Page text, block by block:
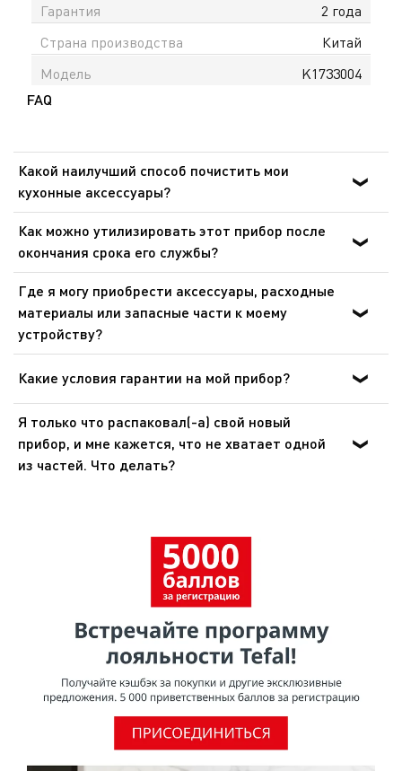
Гарантия
2 года
Страна производства
Китай
Модель
K1733004
FAQ
Какой наилучший способ почистить мои
кухонные аксессуары?
Аксессуары с антипригарным покрытием нельзя мыть
с использованием абразивного порошка или
абразивной губки. Теплая вода и средство для мытья
посуды идеально подойдет для очистки. Для
аксессуаров из нержавеющей стали мы рекомендуем
специализированные очистители для нержавеющей
стали.
Как можно утилизировать этот прибор после
окончания срока его службы?
В приборе содержатся ценные материалы, которые
могут быть подвергнуты вторичной переработке.
Отнесите его на городской пункт сбора отходов.
Где я могу приобрести аксессуары, расходные
материалы или запасные части к моему
устройству?
Пожалуйста, перейдите в раздел «Аксессуары» веб-
сайта, чтобы легко найти то, что вам нужно для вашего
Какие условия гарантии на мой прибор?
Дополнительные сведения содержатся в разделе
«Гарантия» этого веб-сайта.
Я только что распаковал(-а) свой новый
прибор, и мне кажется, что не хватает одной
из частей. Что делать?